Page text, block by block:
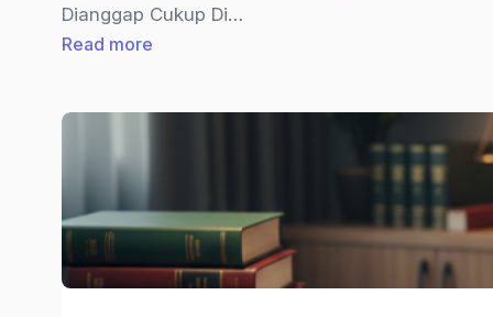
Dianggap Cukup Di…
Read more
Akta
Jual
Beli: